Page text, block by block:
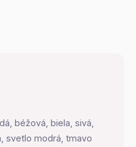
béžová, biela, sivá,
svetlo modrá, tmavo